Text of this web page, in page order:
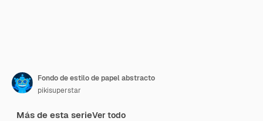
Fondo de estilo de papel abstracto
pikisuperstar
Más de esta serieVer todo